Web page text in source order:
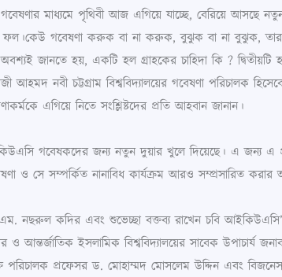
মাধ্যমে পৃথিবী আজ এগিয়ে যাচ্ছে, বেরিয়ে আসছে
ফল।কেউ গবেষণা করুক বা না করুক, বুঝুক বা না বুঝুক,
জানতে হয়, একটি হল গ্রাহকের চাহিদা কি ?
নবী চট্টগ্রাম বিশ্ববিদ্যালয়ের গবেষণা পরিচালক
এগিয়ে নিতে সংশ্লিষ্টদের প্রতি আহবান জানান।
গবেষকদের জন্য নতুন দুয়ার খুলে দিয়েছে। এ জন্য এ
ও সে সম্পর্কিত নানাবিধ কার্যক্রম আরও সম্প্রসারিত করার
এম. নছরুল কদির এবং শুভেচ্ছা বক্তব্য রাখেন চবি
আন্তর্জাতিক ইসলামিক বিশ্ববিদ্যালয়ের সাবেক উপাচার্য
পরিচালক প্রফেসর ড. মোহাম্মদ মোসলেম উদ্দিন এবং